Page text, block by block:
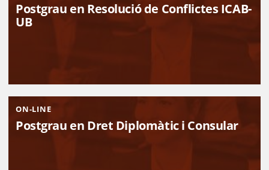
Postgrau en Resolució de Conflictes ICAB-
UB
ON-LINE
Postgrau en Dret Diplomàtic i Consular